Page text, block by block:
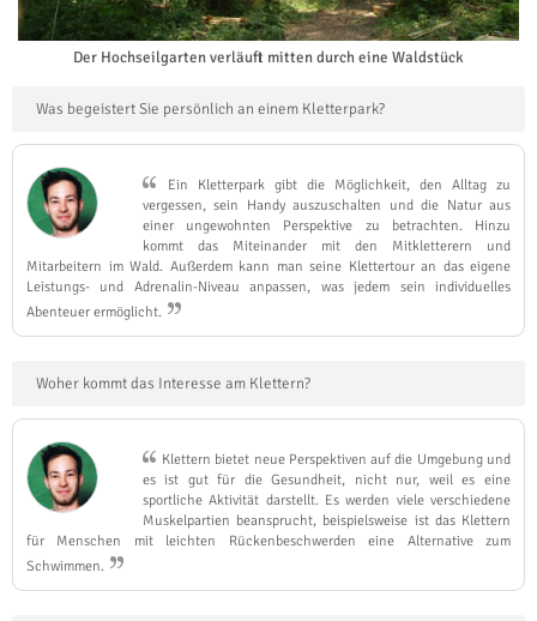
Der Hochseilgarten verläuft mitten durch eine Waldstück
Was begeistert Sie persönlich an einem Kletterpark?
Ein Kletterpark gibt die Möglichkeit, den Alltag zu
vergessen, sein Handy auszuschalten und die Natur aus
einer ungewohnten Perspektive zu betrachten. Hinzu
kommt das Miteinander mit den Mitkletterern und
Mitarbeitern im Wald. Außerdem kann man seine Klettertour an das eigene
Leistungs- und Adrenalin-Niveau anpassen, was jedem sein individuelles
Abenteuer ermöglicht.
Woher kommt das Interesse am Klettern?
Klettern bietet neue Perspektiven auf die Umgebung und
es ist gut für die Gesundheit, nicht nur, weil es eine
sportliche Aktivität darstellt. Es werden viele verschiedene
Muskelpartien beansprucht, beispielsweise ist das Klettern
für Menschen mit leichten Rückenbeschwerden eine Alternative zum
Schwimmen.